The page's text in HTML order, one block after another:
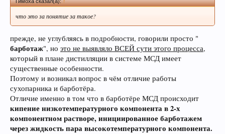
Этот сайт использует файлы cookie. Продолжая
пользоваться данным сайтом, Вы соглашаетесь
на использование нами Ваших файлов cookie.
что это за понятие за такое?
прежде, не углубляясь в подробности, говорили просто "
барботаж", но это не выявляло ВСЕЙ сути этого процесса,
который в плане дистилляции в системе МСД имеет
существенные особенности.
Поэтому и возникал вопрос в чём отличие работы
сухопарника и барботёра.
Отличие именно в том что в барботёре МСД происходит
кипение низкотемпературного компонента в 2-х
компонентном растворе, инициированное барботажем
через жидкость пара высокотемпературного компонента.